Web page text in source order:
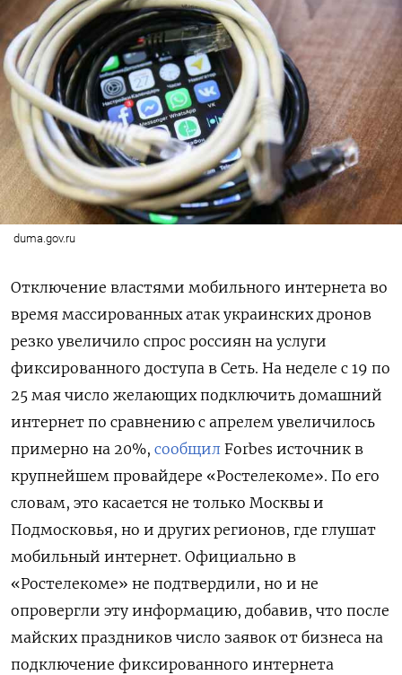
duma.gov.ru
Отключение властями мобильного интернета во
время массированных атак украинских дронов
резко увеличило спрос россиян на услуги
фиксированного доступа в Сеть. На неделе с 19 по
25 мая число желающих подключить домашний
интернет по сравнению с апрелем увеличилось
примерно на 20%, сообщил Forbes источник в
крупнейшем провайдере «Ростелекоме». По его
словам, это касается не только Москвы и
Подмосковья, но и других регионов, где глушат
мобильный интернет. Официально в
«Ростелекоме» не подтвердили, но и не
опровергли эту информацию, добавив, что после
майских праздников число заявок от бизнеса на
подключение фиксированного интернета